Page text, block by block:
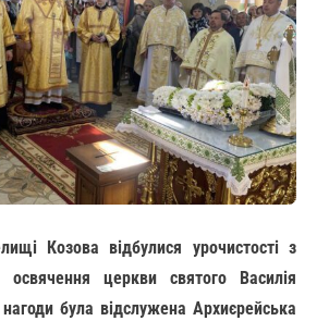
Козова відбулися урочистості з
освячення церкви святого Василія
була відслужена Архиєрейська